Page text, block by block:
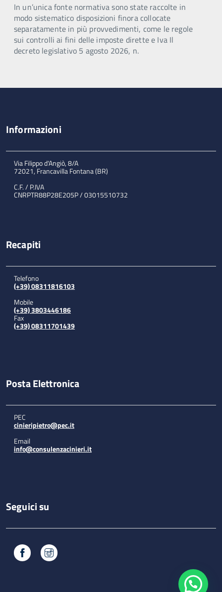
In un’unica fonte normativa sono state raccolte in
modo sistematico disposizioni finora collocate
separatamente in più provvedimenti, come le regole
sui controlli ai fini delle imposte dirette e Iva Il
decreto legislativo 5 agosto 2026, n.
Informazioni
Via Filippo d'Angiò, 8/A
72021, Francavilla Fontana (BR)
C.F. / P.IVA
CNRPTR88P28E205P / 03015510732
Recapiti
Telefono
(+39) 08311816103
Mobile
(+39) 3803446186
Fax
(+39) 08311701439
Posta Elettronica
PEC
cinieripietro@pec.it
Email
info@consulenzacinieri.it
Seguici su
Facebook